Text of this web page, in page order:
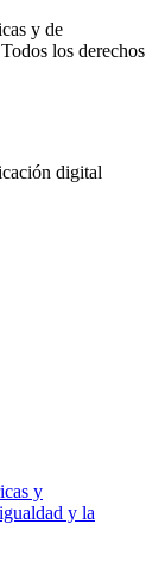
y de
los derechos
digital
y
y la